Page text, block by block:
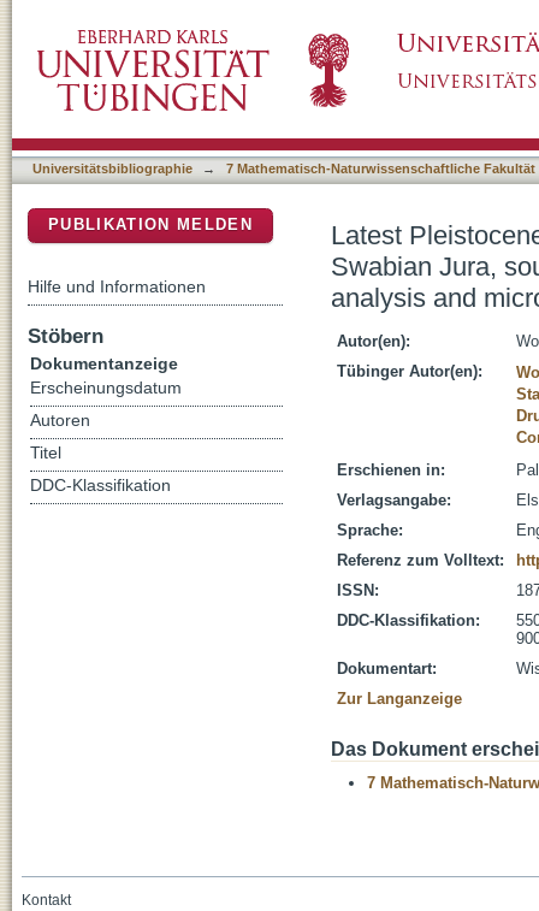
Germany: Evidence from stable isotope
Universitätsbibliographie → 7 Mathematisch-Naturwissenschaftliche Fakultät
Latest
Swabian Jura,
analysis and
Autor(en):
Tübinger Autor(en):
Erschienen in:
Verlagsangabe:
Sprache:
Referenz zum Volltext:
ISSN:
DDC-Klassifikation:
Dokumentart:
Zur Langanzeige
Das Dokument
7 Mathematisch-
PUBLIKATION MELDEN
Hilfe und Informationen
Stöbern
Dokumentanzeige
Erscheinungsdatum
Autoren
Titel
DDC-Klassifikation
Kontakt